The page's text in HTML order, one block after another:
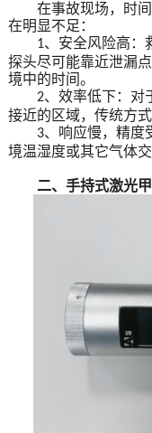
在事故现场，时
在明显不足：
1、安全风险高：
探头尽可能靠近泄漏
境中的时间。
2、效率低下：对
接近的区域，传统方
3、响应慢，精度
境温湿度或其它气体交
二、手持式激光